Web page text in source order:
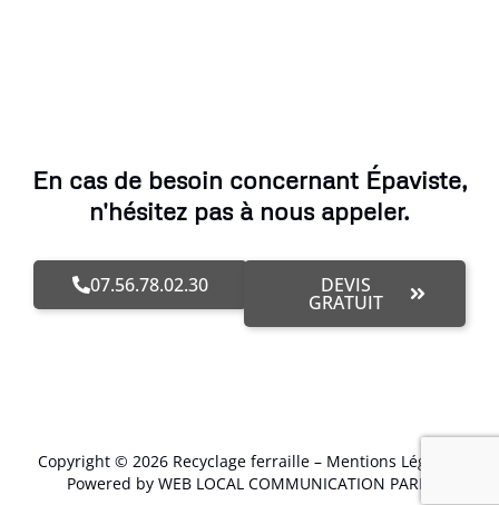
En cas de besoin concernant Épaviste,
n'hésitez pas à nous appeler.
07.56.78.02.30 DEVIS
GRATUIT
Copyright © 2026 Recyclage ferraille – Mentions Légales
Powered by WEB LOCAL COMMUNICATION PARIS